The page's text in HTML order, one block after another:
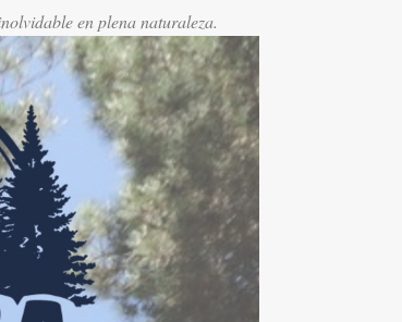
en plena naturaleza.